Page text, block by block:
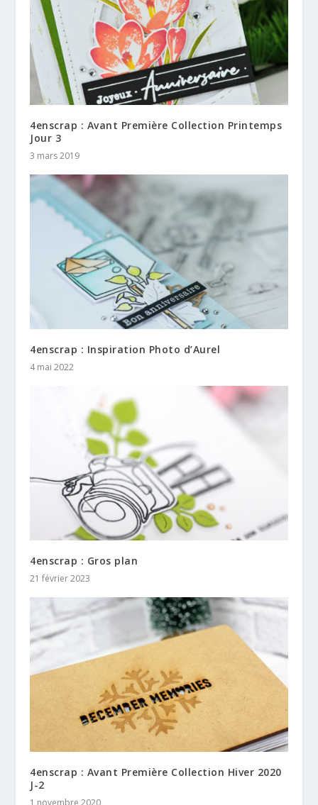
4enscrap : Avant Première Collection Printemps
Jour 3
3 mars 2019
4enscrap : Inspiration Photo d’Aurel
4 mai 2022
4enscrap : Gros plan
21 février 2023
4enscrap : Avant Première Collection Hiver 2020
J-2
1 novembre 2020